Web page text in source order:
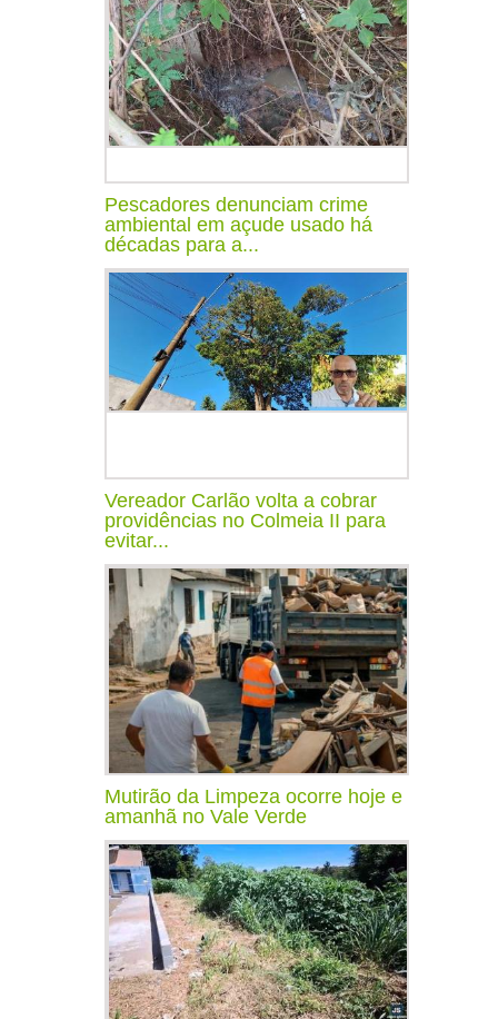
Pescadores denunciam crime
ambiental em açude usado há
décadas para a...
Vereador Carlão volta a cobrar
providências no Colmeia II para
evitar...
Mutirão da Limpeza ocorre hoje e
amanhã no Vale Verde